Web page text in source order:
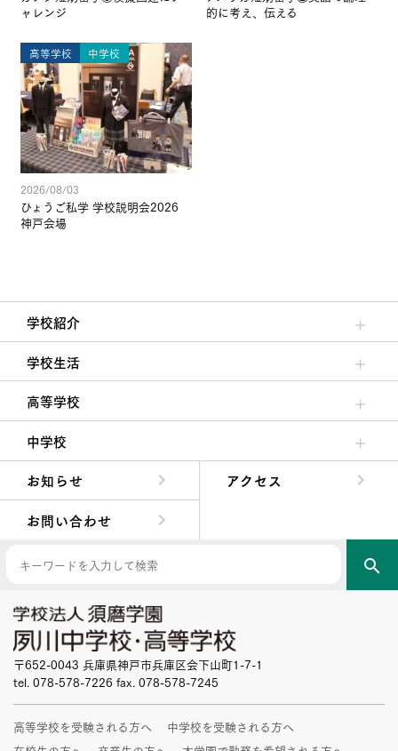
ャレンジ
的に考え、伝える
高等学校 中学校
2026/08/03
ひょうご私学 学校説明会2026
神戸会場
学校紹介
理事長/学園長メッセージ
安心して任せられる学校
沿革
施設・設備
大学合格実績
学校生活
クラブ活動・生徒会活動
夙川ブログ
制服紹介
夙川カレンダー
高等学校
高校校長からの挨拶
高校の教育方針／特色
特進コース／進学コース
年間行事
先輩たちの声・生徒たちの声
中学校
中学校長からの挨拶
中学校の教育方針／特色
Aコース／Bコース
年間行事
先輩たちの声・生徒たちの声
お知らせ
アクセス
お問い合わせ
search
〒652-0043 兵庫県神戸市兵庫区会下山町1-7-1
tel. 078-578-7226 fax. 078-578-7245
高等学校を受験される方へ
中学校を受験される方へ